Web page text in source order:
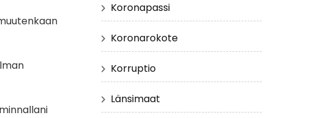
Koronapassi
Koronarokote
Korruptio
Länsimaat